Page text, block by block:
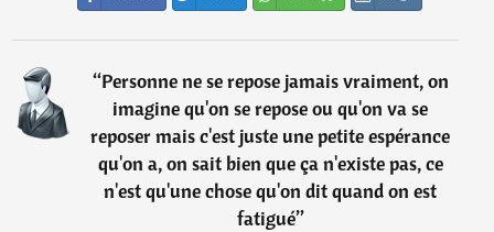
“Personne ne se repose jamais vraiment, on
imagine qu'on se repose ou qu'on va se
reposer mais c'est juste une petite espérance
qu'on a, on sait bien que ça n'existe pas, ce
n'est qu'une chose qu'on dit quand on est
fatigué”